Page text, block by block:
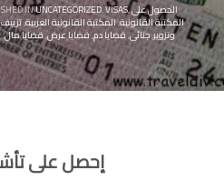
INUNCATEGORIZED,VISAS,الحصول على
المكتبة القانونية,المكتبة القانونية العربية,تزييف
وتزوير,جنائى,قضايا دم,قضايا عرض,قضايا مال,
إحصل على